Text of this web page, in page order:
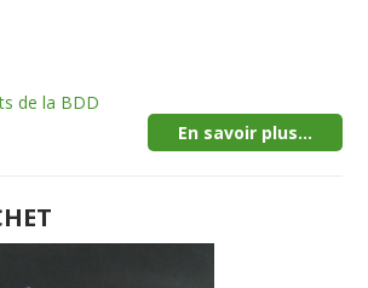
de la BDD
En savoir plus...